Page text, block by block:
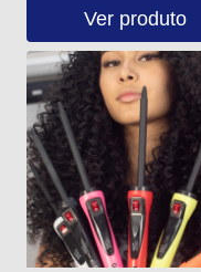
Ver produto